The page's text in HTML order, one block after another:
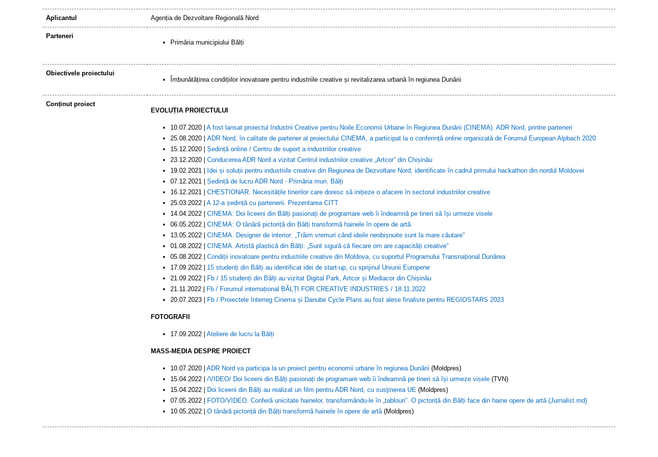
Aplicantul Agenția de Dezvoltare Regională Nord
Parteneri
Primăria municipiului Bălți
Obiectivele proiectului
Îmbunătățirea condițiilor inovatoare pentru industriile creative și revitalizarea urbană în regiunea Dunării
Conținut proiect
EVOLUȚIA PROIECTULUI
10.07.2020 | A fost lansat proiectul Industrii Creative pentru Noile Economii Urbane în Regiunea Dunării (CINEMA). ADR Nord, printre parteneri
25.08.2020 | ADR Nord, în calitate de partener al proiectului CINEMA, a participat la o conferință online organizată de Forumul European Alpbach 2020
15.12.2020 | Ședință online / Centru de suport a industriilor creative
23.12.2020 | Conducerea ADR Nord a vizitat Centrul industriilor creative „Artcor” din Chișinău
19.02.2021 |
Idei și soluții pentru industriile creative din Regiunea de Dezvoltare Nord, identificate în cadrul primului hackathon din nordul Moldovei
07.12.2021 | Ședință de lucru ADR Nord - Primăria mun. Bălți
16.12.2021 | CHESTIONAR. Necesitățile tinerilor care doresc să inițieze o afacere în sectorul industriilor creative
25.03.2022 | A 12-a ședință cu partenerii. Prezentarea CITT
14.04.2022 | CINEMA: Doi liceeni din Bălți pasionați de programare web îi îndeamnă pe tineri să își urmeze visele
06.05.2022 | CINEMA: O tânără pictoriță din Bălți transformă hainele în opere de artă
13.05.2022 | CINEMA. Designer de interior: „Trăim vremuri când ideile neobișnuite sunt la mare căutare”
01.08.2022 | CINEMA. Artistă plastică din Bălți: „Sunt sigură că fiecare om are capacități creative”
05.08.2022 | Condiții inovatoare pentru industriile creative din Moldova, cu suportul Programului Transnațional Dunărea
17.09.2022 | 15 studenți din Bălți au identificat idei de start-up, cu sprijinul Uniunii Europene
21.09.2022 |
Fb / 15 studenți din Bălți au vizitat Digital Park, Artcor și Mediacor din Chișinău
21.11.2022 |
Fb / Forumul internațional BĂLȚI FOR CREATIVE INDUSTRIES / 18.11.2022
20.07.2023 |
Fb / Proiectele Interreg Cinema și Danube Cycle Plans au fost alese finaliste pentru REGIOSTARS 2023
FOTOGRAFII
17.09.2022 | Ateliere de lucru la Bălți
MASS-MEDIA DESPRE PROIECT
10.07.2020 | ADR Nord va participa la un proiect pentru economii urbane în regiunea Dunării (Moldpres)
15.04.2022 | /VIDEO/ Doi liceeni din Bălți pasionați de programare web îi îndeamnă pe tineri să își urmeze visele (TVN)
15.04.2022 |
Doi liceeni din Bălţi au realizat un film pentru ADR Nord, cu susţinerea UE (Moldpres)
07.05.2022 |
FOTO/VIDEO. Conferă unicitate hainelor, transformându-le în „tablouri”. O pictoriță din Bălți face din haine opere de artă (Jurnalist.md)
10.05.2022 | O tânără pictoriță din Bălți transformă hainele în opere de artă(Moldpres)